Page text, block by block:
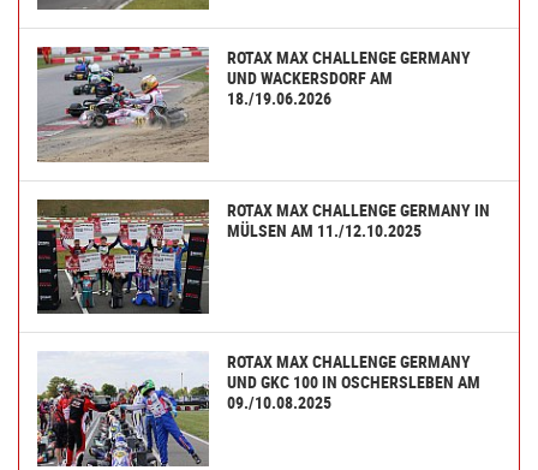
ROTAX MAX CHALLENGE GERMANY
UND WACKERSDORF AM
18./19.06.2026
ROTAX MAX CHALLENGE GERMANY IN
MÜLSEN AM 11./12.10.2025
ROTAX MAX CHALLENGE GERMANY
UND GKC 100 IN OSCHERSLEBEN AM
09./10.08.2025